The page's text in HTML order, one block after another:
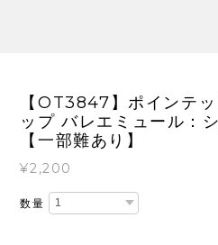
【OT3847】ポインテ
ップ バレエミュール：
【一部難あり】
¥2,200
数量